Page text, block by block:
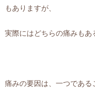
もありますが、
実際にはどちらの痛みもあ
痛みの要因は、一つである